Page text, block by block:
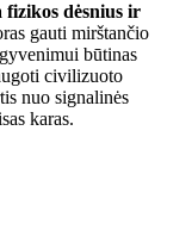
fizikos dėsnius ir
gauti mirštančio
būtinas
civilizuoto
nuo signalinės
karas.